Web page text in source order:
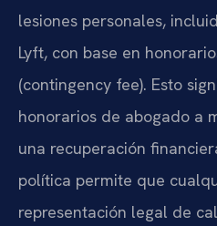
lesiones personales,
Lyft, con base en
(contingency fee). Esto
honorarios de abogado a
una recuperación
política permite que
representación legal de